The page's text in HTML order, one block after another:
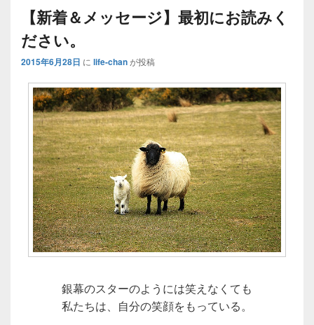
【新着＆メッセージ】最初にお読みく
ださい。
2015年6月28日 に life-chanが投稿
銀幕のスターのようには笑えなくても
私たちは、自分の笑顔をもっている。